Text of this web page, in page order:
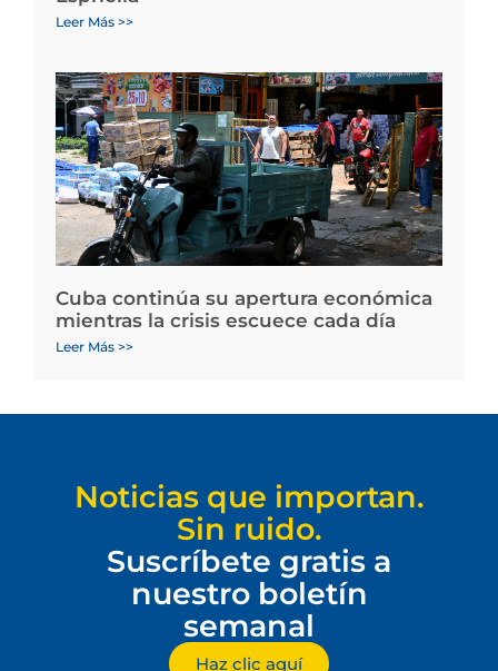
Leer Más >>
Cuba continúa su apertura económica
mientras la crisis escuece cada día
Leer Más >>
Noticias que importan.
Sin ruido.
Suscríbete gratis a
nuestro boletín
semanal
Haz clic aquí